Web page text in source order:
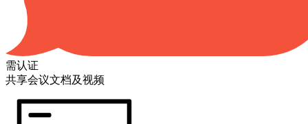
需认证
共享会议文档及视频